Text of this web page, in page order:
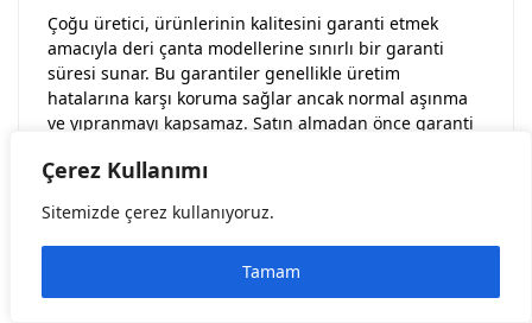
Çerez Kullanımı
Sitemizde çerez kullanıyoruz.
Tamam
Çoğu üretici, ürünlerinin kalitesini garanti etmek
amacıyla deri çanta modellerine sınırlı bir garanti
süresi sunar. Bu garantiler genellikle üretim
hatalarına karşı koruma sağlar ancak normal aşınma
ve yıpranmayı kapsamaz. Satın almadan önce garanti
Deri Çantam Suya Maruz
Kaldığında Ne Yapmalıyım?
Deri çanta suyla temas ettiğinde, çantanın üzerindeki